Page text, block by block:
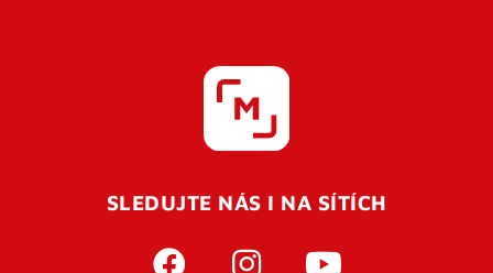
SLEDUJTE NÁS I NA SÍTÍCH